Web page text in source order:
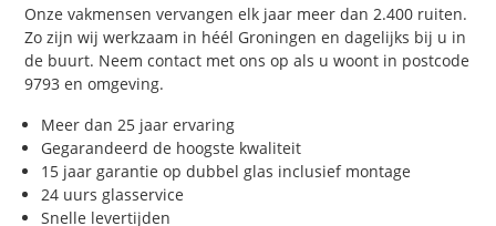
Onze vakmensen vervangen elk jaar meer dan 2.400 ruiten.
Zo zijn wij werkzaam in héél Groningen en dagelijks bij u in
de buurt. Neem contact met ons op als u woont in postcode
9793 en omgeving.
Meer dan 25 jaar ervaring
Gegarandeerd de hoogste kwaliteit
15 jaar garantie op dubbel glas inclusief montage
24 uurs glasservice
Snelle levertijden